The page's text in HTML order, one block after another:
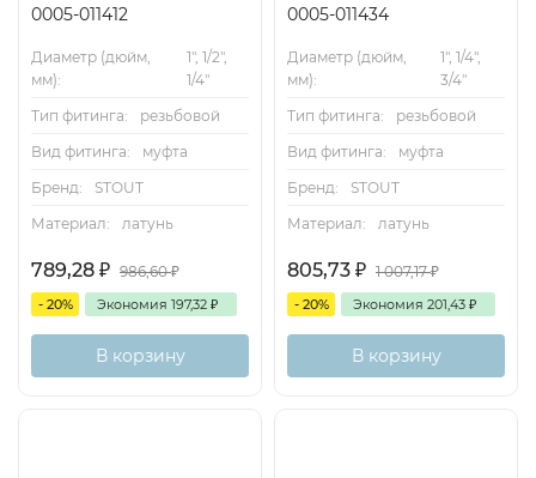
0005-011412
Диаметр (дюйм,
мм):
1", 1/2",
1/4"
Тип фитинга:
резьбовой
Вид фитинга:
муфта
Бренд:
STOUT
Материал:
латунь
789,28 ₽ 986,60₽
- 20% Экономия 197,32 ₽
В корзину
0005-011434
Диаметр (дюйм,
мм):
1", 1/4",
3/4"
Тип фитинга:
резьбовой
Вид фитинга:
муфта
Бренд:
STOUT
Материал:
латунь
805,73 ₽ 1 007,17₽
- 20% Экономия 201,43 ₽
В корзину